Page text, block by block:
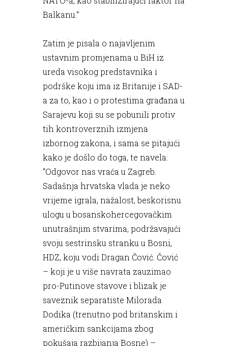
Balkanu.“
Zatim je pisala o najavljenim
ustavnim promjenama u BiH iz
ureda visokog predstavnika i
podrške koju ima iz Britanije i SAD-
a za to, kao i o protestima građana u
Sarajevu koji su se pobunili protiv
tih kontroverznih izmjena
izbornog zakona, i sama se pitajući
kako je došlo do toga, te navela:
“Odgovor nas vraća u Zagreb.
Sadašnja hrvatska vlada je neko
vrijeme igrala, nažalost, beskorisnu
ulogu u bosanskohercegovačkim
unutrašnjim stvarima, podržavajući
svoju sestrinsku stranku u Bosni,
HDZ, koju vodi Dragan Čović. Čović
– koji je u više navrata zauzimao
pro-Putinove stavove i blizak je
saveznik separatiste Milorada
Dodika (trenutno pod britanskim i
američkim sankcijama zbog
pokušaja razbijanja Bosne) –